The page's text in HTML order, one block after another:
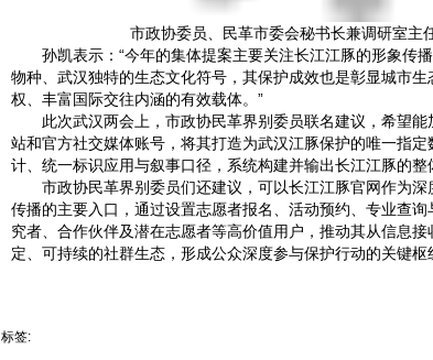
市政协委员、民革市委会秘书长兼调研室主
孙凯表示：“今年的集体提案主要关注长江江豚的形象传
物种、武汉独特的生态文化符号，其保护成效也是彰显城市
权、丰富国际交往内涵的有效载体。”
此次武汉两会上，市政协民革界别委员联名建议，希望能
站和官方社交媒体账号，将其打造为武汉江豚保护的唯一指
计、统一标识应用与叙事口径，系统构建并输出长江江豚的整
市政协民革界别委员们还建议，可以长江江豚官网作为深
传播的主要入口，通过设置志愿者报名、活动预约、专业查
究者、合作伙伴及潜在志愿者等高价值用户，推动其从信息
定、可持续的社群生态，形成公众深度参与保护行动的关键枢
标签: